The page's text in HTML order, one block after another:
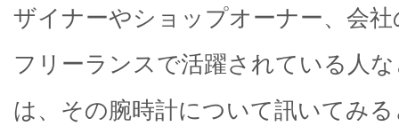
ザイナーやショップオーナー、会
フリーランスで活躍されている人
は、その腕時計について訊いてみ